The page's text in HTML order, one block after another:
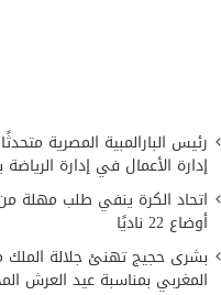
رئيس البارالمبية المصرية
إدارة الأعمال في إدارة
اتحاد الكرة ينفي طلب مهلة
أوضاع 22 ناديًا
بشرى حجيج تهنئ جلالة
المغربي بمناسبة عيد العرش